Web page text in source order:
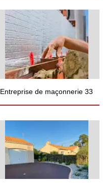
Entreprise de maçonnerie 33